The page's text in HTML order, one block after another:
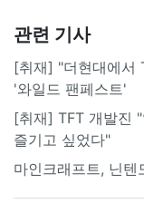
관련 기사
[취재] "더현대에서
'와일드 팬페스트'
[취재] TFT 개발진
즐기고 싶었다"
마인크래프트, 닌